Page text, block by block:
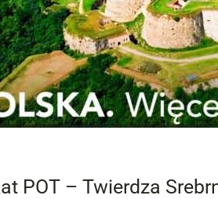
POT – Twierdza